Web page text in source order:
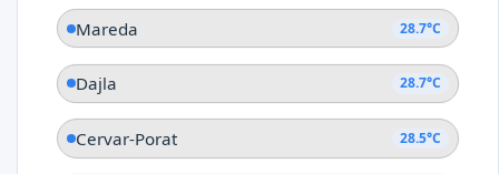
Mareda 28.7°C
Dajla 28.7°C
Cervar-Porat 28.5°C